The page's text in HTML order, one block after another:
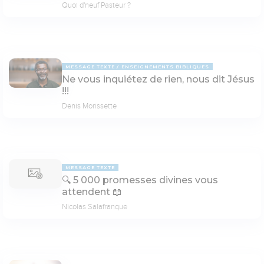
Quoi d'neuf Pasteur ?
MESSAGE TEXTE ENSEIGNEMENTS BIBLIQUES
Ne vous inquiétez de rien, nous dit Jésus
!!!
Denis Morissette
MESSAGE TEXTE
🔍 5 000 promesses divines vous
attendent 📖
Nicolas Salafranque